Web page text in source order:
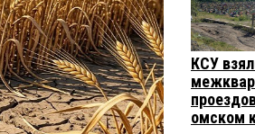
КСУ
омском